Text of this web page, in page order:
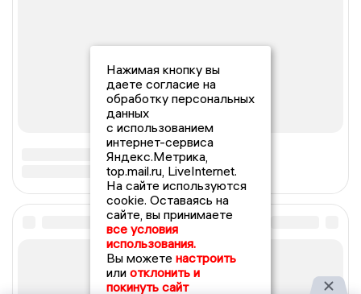
Нажимая кнопку вы
даете согласие на
обработку персональных
данных
с использованием
интернет-сервиса
Яндекс.Метрика,
top.mail.ru, LiveInternet.
На сайте используются
cookie. Оставаясь на
сайте, вы принимаете
все условия
использования.
Вы можете настроить
или отклонить и
покинуть сайт